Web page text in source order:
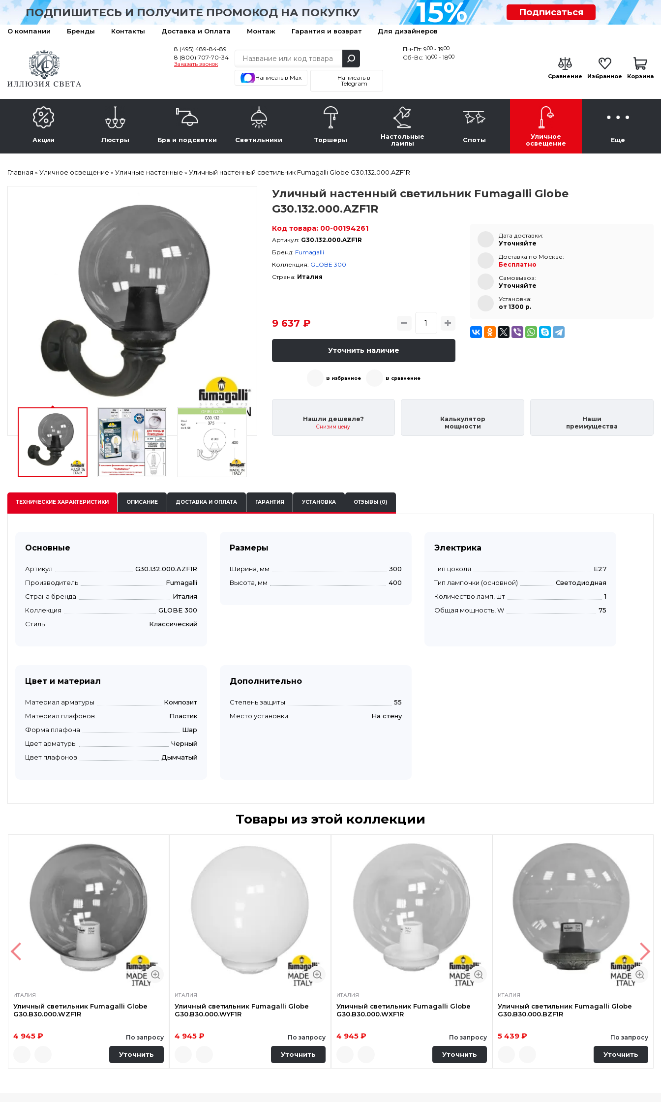
ПОДПИШИТЕСЬ И ПОЛУЧИТЕ ПРОМОКОД НА ПОКУПКУ 15% Подписаться
О компании Бренды Контакты Доставка и Оплата Монтаж Гарантия и возврат Для дизайнеров
8 (495) 489-84-89
8 (800) 707-70-34
Заказать звонок
Написать в Max
Написать в
Telegram
Пн-Пт: 900 - 1900
Сб-Вс: 1000 - 1800
Сравнение Избранное Корзина
Акции Люстры Бра и подсветки Светильники Торшеры
Настольные
лампы
Споты
Уличное
освещение
Еще
Главная » Уличное освещение » Уличные настенные » Уличный настенный светильник Fumagalli Globe G30.132.000.AZF1R
Уличный настенный светильник Fumagalli Globe
G30.132.000.AZF1R
Код товара: 00-00194261
Артикул: G30.132.000.AZF1R
Бренд: Fumagalli
Коллекция: GLOBE 300
Страна: Италия
9 637 ₽
Уточнить наличие
В избранное В сравнение
Дата доставки:
Уточняйте
Доставка по Москве:
Бесплатно
Самовывоз:
Уточняйте
Установка:
от 1300 p.
Нашли дешевле?
Снизим цену
Калькулятор
мощности
Наши
преимущества
ТЕХНИЧЕСКИЕХАРАКТЕРИСТИКИ ОПИСАНИЕ ДОСТАВКА И ОПЛАТА ГАРАНТИЯ УСТАНОВКА ОТЗЫВЫ (0)
Основные
Артикул
G30.132.000.AZF1R
Производитель
Fumagalli
Страна бренда
Италия
Коллекция
GLOBE 300
Стиль
Классический
Размеры
Ширина, мм
300
Высота, мм
400
Электрика
Тип цоколя
E27
Тип лампочки (основной)
Светодиодная
Количество ламп, шт
1
Общая мощность, W
75
Цвет и материал
Материал арматуры
Композит
Материал плафонов
Пластик
Форма плафона
Шар
Цвет арматуры
Черный
Цвет плафонов
Дымчатый
Дополнительно
Степень защиты
55
Место установки
На стену
Товары из этой коллекции
ИТАЛИЯ
Уличный светильник Fumagalli Globe
G30.B30.000.WZF1R
4 945 ₽ По запросу
Уточнить
ИТАЛИЯ
Уличный светильник Fumagalli Globe
G30.B30.000.WYF1R
4 945 ₽ По запросу
Уточнить
ИТАЛИЯ
Уличный светильник Fumagalli Globe
G30.B30.000.WXF1R
4 945 ₽ По запросу
Уточнить
ИТАЛИЯ
Уличный светильник Fumagalli Globe
G30.B30.000.BZF1R
5 439 ₽ По запросу
Уточнить
Быстрый просмотр Быстрый просмотр